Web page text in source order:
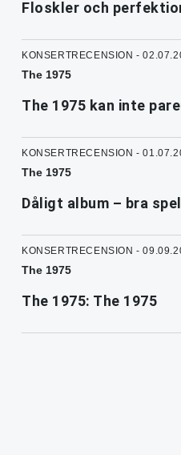
Floskler och
KONSERTRECENSION -
The 1975
The 1975 kan inte
KONSERTRECENSION -
The 1975
Dåligt album – bra
KONSERTRECENSION -
The 1975
The 1975: The 1975